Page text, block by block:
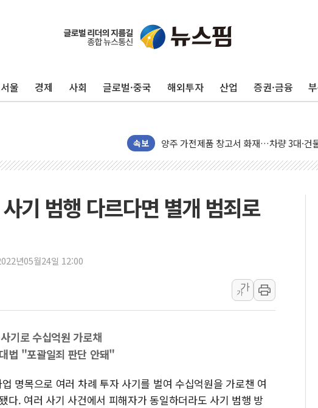
울 경제 사회 글로벌·중국 해외투자 산업 증권·금융
속보
[코인 시황] 비트코인, ETF 자금 유입에
강원·전라권 폭염중대경보 확대…온열
빚투·레버리지 줄었지만, 반도체 두 종목
[2보] 북한, 원산서 동해상 단거리 탄도미
종로·중구 오피스 78%가 준공 10년 이
성폭력 피해자 보호단체, 경찰수사개혁위
우크라, 러 탄도미사일 공격에 속수무책
제천 바이오밸리 공장 옥상서 불…30여분
개혁신당 "민주, '盧 수사' 악연으로 형사
한국투자증권, 국내 최초 상반기 영업이익
[IPO] 니어스랩 "피지컬 AI 자율비행 기
기 범행 다르다면 별개 범죄로
년05월24일 12:00
가
가
기로 수십억원 가로채
법 "포괄일죄 판단 안돼"
명목으로 여러 차례 투자 사기를 벌여 수십억원을 가로챈 여
다. 여러 사기 사건에서 피해자가 동일하더라도 사기 범행 방